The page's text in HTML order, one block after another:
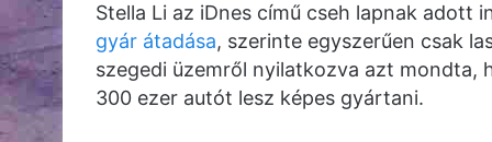
Stella Li az iDnes című cseh lapnak
gyár átadása, szerinte egyszerűen csak
szegedi üzemről nyilatkozva azt mondta,
300 ezer autót lesz képes gyártani.